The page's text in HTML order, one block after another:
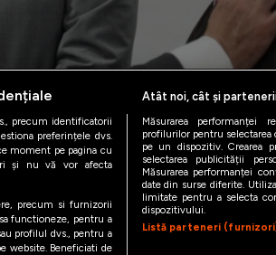
precum identificatorii
preferințele dvs.
moment pe pagina cu
și nu vă vor afecta
precum si furnizorii
functioneze, pentru a
profilul dvs., pentru a
website. Beneficiati de
Atât noi, cât și
Măsurarea performanței
profilurilor pentru selectarea
pe un dispozitiv. Crearea
selectarea publicității
Măsurarea performanței
date din surse diferite.
limitate pentru a selecta
dispozitivului.
Listă parteneri